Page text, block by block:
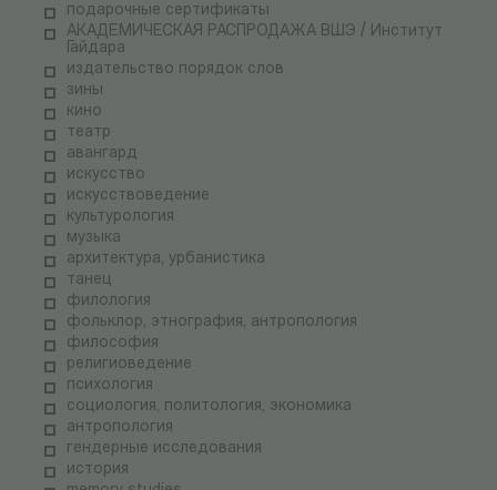
подарочные сертификаты
АКАДЕМИЧЕСКАЯ РАСПРОДАЖА ВШЭ / Институт
Гайдара
издательство порядок слов
зины
кино
театр
авангард
искусство
искусствоведение
культурология
музыка
архитектура, урбанистика
танец
филология
фольклор, этнография, антропология
философия
религиоведение
психология
социология, политология, экономика
антропология
гендерные исследования
история